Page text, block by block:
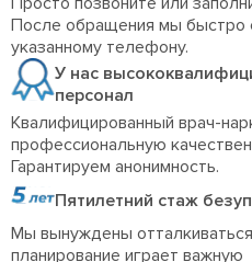
После обращения мы быстро
указанному телефону.
У нас
персонал
Квалифицированный врач-
профессиональную
Гарантируем анонимность.
Пятилетний стаж
Мы вынуждены
планирование играет важную